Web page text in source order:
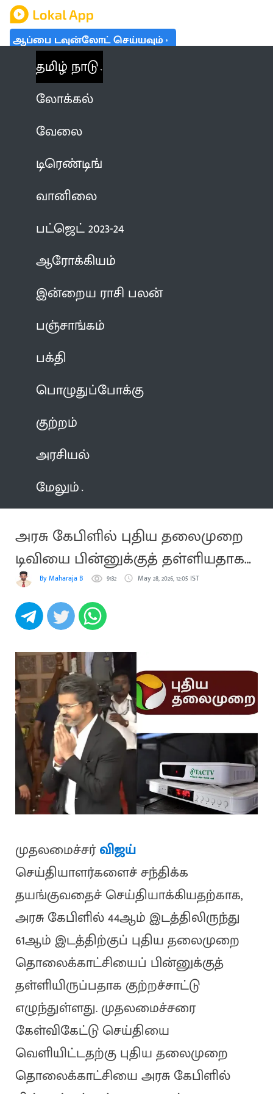
ஆப்பை டவுன்லோட் செய்யவும்
தமிழ் நாடு
லோக்கல்
வேலை
டிரெண்டிங்
வானிலை
பட்ஜெட் 2023-24
ஆரோக்கியம்
இன்றைய ராசி பலன்
பஞ்சாங்கம்
பக்தி
பொழுதுப்போக்கு
குற்றம்
அரசியல்
மேலும்
அரசு கேபிளில் புதிய தலைமுறை
டிவியை பின்னுக்குத் தள்ளியதாக
புகார்By Maharaja B 9132 May 28, 2026, 12:05 IST
முதலமைச்சர்விஜய்
செய்தியாளர்களைச் சந்திக்க
தயங்குவதைச் செய்தியாக்கியதற்காக,
அரசு கேபிளில் 44ஆம் இடத்திலிருந்து
61ஆம் இடத்திற்குப் புதிய தலைமுறை
தொலைக்காட்சியைப் பின்னுக்குத்
தள்ளியிருப்பதாக குற்றச்சாட்டு
எழுந்துள்ளது. முதலமைச்சரை
கேள்விகேட்டு செய்தியை
வெளியிட்டதற்கு புதிய தலைமுறை
தொலைக்காட்சியை அரசு கேபிளில்